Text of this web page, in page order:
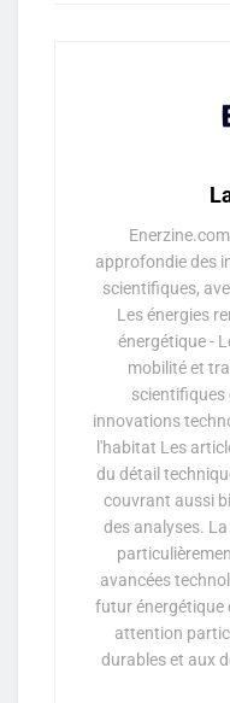
approfondie des
scientifiques,
Les énergies
énergétique -
mobilité et
scientifiques
innovations
l'habitat Les
du détail
couvrant aussi
des analyses.
avancées
futur énergétique
attention
durables et aux